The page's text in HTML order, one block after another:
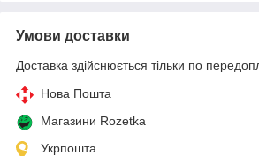
Умови доставки
Доставка здійснюється тільки по
Нова Пошта
Магазини Rozetka
Укрпошта